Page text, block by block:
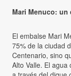
Mari Menuco: un
El embalse Mari
75% de la ciudad
Centenario, sino
Alto Valle. El